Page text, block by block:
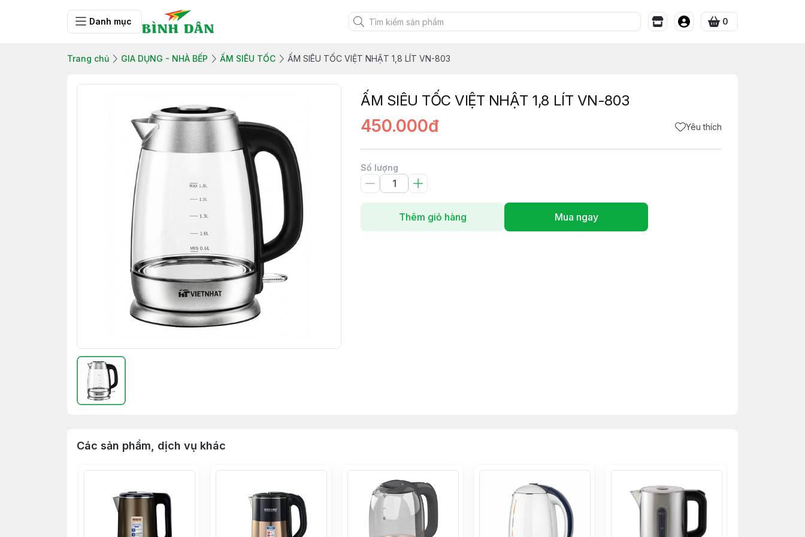
Danh mục 0
Trang chủ GIA DỤNG - NHÀ BẾP ẤM SIÊU TỐC ẤM SIÊU TỐC VIỆT NHẬT 1,8 LÍT VN-803
ẤM SIÊU TỐC VIỆT NHẬT 1,8 LÍT VN-803
450.000đ Yêu thích
Số lượng
Thêm giỏ hàng Mua ngay
Các sản phẩm, dịch vụ khác